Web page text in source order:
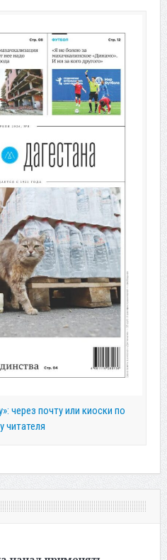
через почту или киоски по
читателя